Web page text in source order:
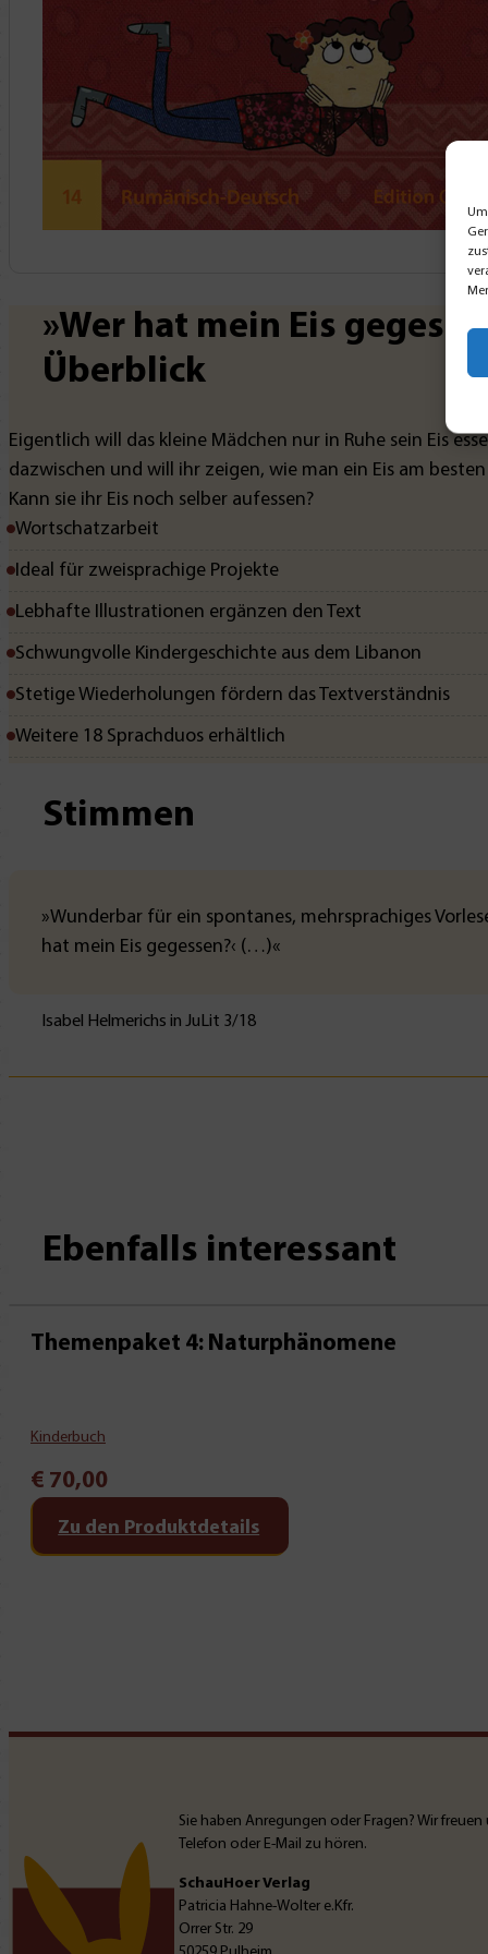
»Wer hat mein Eis
Überblick
Eigentlich will das kleine Mädchen nur in Ruhe sein Eis
dazwischen und will ihr zeigen, wie man ein Eis am
Kann sie ihr Eis noch selber aufessen?
Wortschatzarbeit
Ideal für zweisprachige Projekte
Lebhafte Illustrationen ergänzen den Text
Schwungvolle Kindergeschichte aus dem Libanon
Stetige Wiederholungen fördern das Textverständnis
Weitere 18 Sprachduos erhältlich
Stimmen
»Wunderbar für ein spontanes, mehrsprachiges
hat mein Eis gegessen?‹ (…)«
Isabel Helmerichs in JuLit 3/18
Ebenfalls interessant
Themenpaket 4: Naturphänomene
Kinderbuch
€ 70,00
Zu den Produktdetails
Sie haben Anregungen oder Fragen? Wir
Telefon oder E-Mail zu hören.
SchauHoer Verlag
Patricia Hahne-Wolter e.Kfr.
Orrer Str. 29